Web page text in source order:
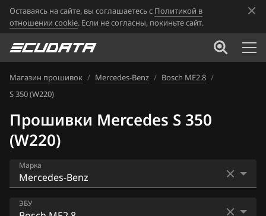
Оставаясь на сайте, вы соглашаетесь с Политикой в
отношении cookie. Если не согласны, покиньте сайт.
Магазин прошивок / Mercedes-Benz / Bosch ME2.8 /
S 350 (W220)
Прошивки Mercedes S 350
(W220)
Марка
Acura
ЭБУ